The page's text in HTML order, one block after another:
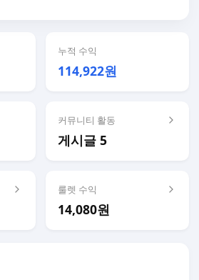
누적 수익
114,922원
커뮤니티 활동
게시글 5
룰렛 수익
14,080원